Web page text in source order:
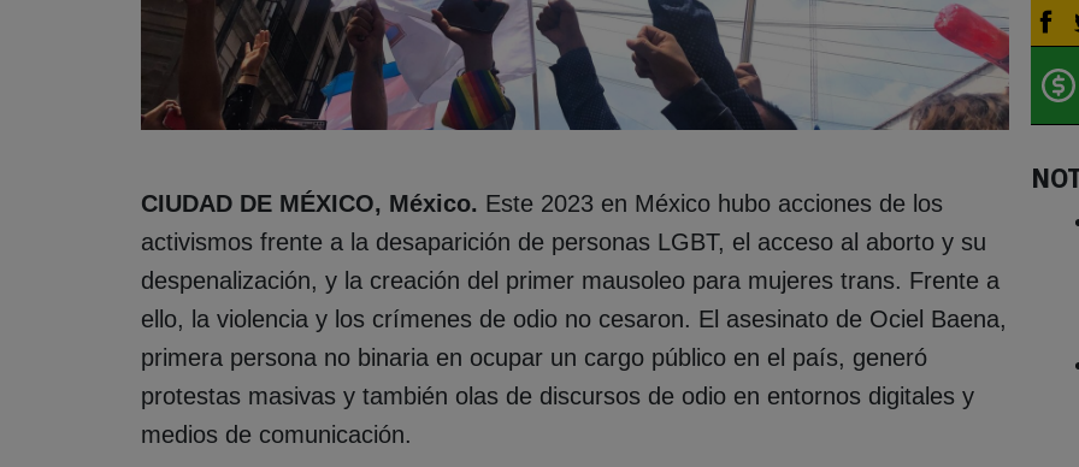
CIUDAD DE MÉXICO, México. Este 2023 en México hubo acciones de los
activismos frente a la desaparición de personas LGBT, el acceso al aborto y su
despenalización, y la creación del primer mausoleo para mujeres trans. Frente a
ello, la violencia y los crímenes de odio no cesaron. El asesinato de Ociel Baena,
primera persona no binaria en ocupar un cargo público en el país, generó
protestas masivas y también olas de discursos de odio en entornos digitales y
medios de comunicación.